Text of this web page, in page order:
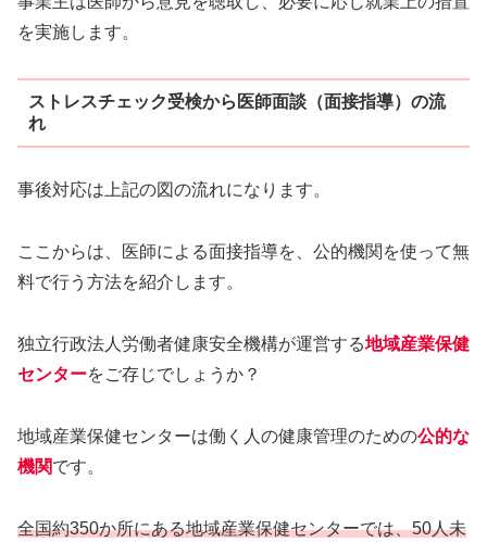
を実施します。
ストレスチェック受検から医師面談（面接指導）の流
れ
事後対応は上記の図の流れになります。
ここからは、医師による面接指導を、公的機関を使って無
料で行う方法を紹介します。
独立行政法人労働者健康安全機構が運営する地域産業保健
センターをご存じでしょうか？
地域産業保健センターは働く人の健康管理のための公的な
機関です。
全国約350か所にある地域産業保健センターでは、50人未